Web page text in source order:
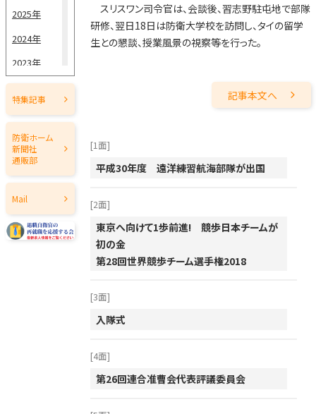
4月15日
4月1日
3月1日
2月15日
1月15日
2025年
2024年
2023年
2022年
2020年
2019年
2018年
2016年
特集記事
防衛ホーム
新聞社
通販部
Mail
スリスワン司令官は、会談後、習志野駐屯地で部隊
研修、翌日18日は防衛大学校を訪問し、タイの留学
生との懇談、授業風景の視察等を行った。
記事本文へ
[1面]
平成30年度 遠洋練習航海部隊が出国
[2面]
東京へ向けて1歩前進! 競歩日本チームが
初の金
第28回世界競歩チーム選手権2018
[3面]
入隊式
[4面]
第26回連合准曹会代表評議委員会